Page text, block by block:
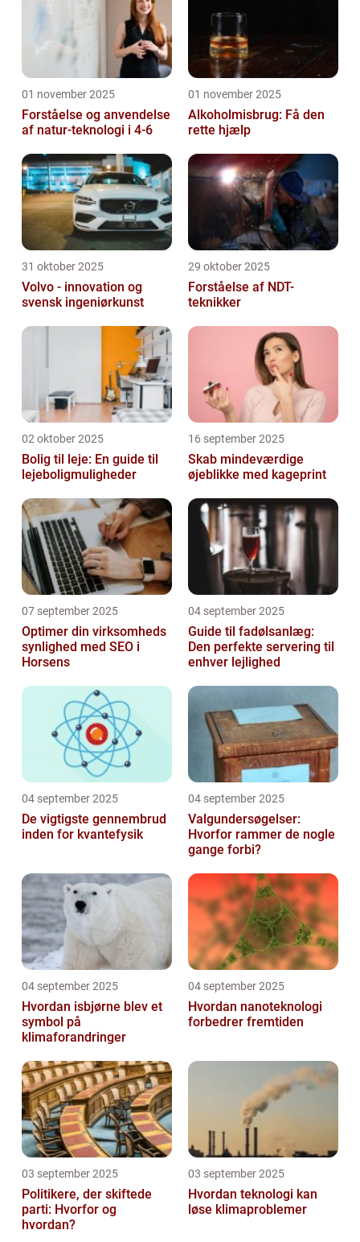
01 november 2025
Forståelse og anvendelse
af natur-teknologi i 4-6
01 november 2025
Alkoholmisbrug: Få den
rette hjælp
31 oktober 2025
Volvo - innovation og
svensk ingeniørkunst
29 oktober 2025
Forståelse af NDT-
teknikker
02 oktober 2025
Bolig til leje: En guide til
lejeboligmuligheder
16 september 2025
Skab mindeværdige
øjeblikke med kageprint
07 september 2025
Optimer din virksomheds
synlighed med SEO i
Horsens
04 september 2025
Guide til fadølsanlæg:
Den perfekte servering til
enhver lejlighed
04 september 2025
De vigtigste gennembrud
inden for kvantefysik
04 september 2025
Valgundersøgelser:
Hvorfor rammer de nogle
gange forbi?
04 september 2025
Hvordan isbjørne blev et
symbol på
klimaforandringer
04 september 2025
Hvordan nanoteknologi
forbedrer fremtiden
03 september 2025
Politikere, der skiftede
parti: Hvorfor og
hvordan?
03 september 2025
Hvordan teknologi kan
løse klimaproblemer